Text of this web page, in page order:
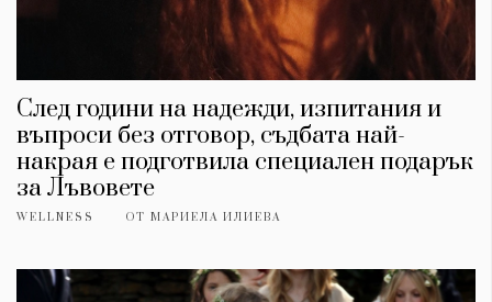
След години на надежди, изпитания и
въпроси без отговор, съдбата най-
накрая е подготвила специален подарък
за Лъвовете
WELLNESS ОТ МАРИЕЛА ИЛИЕВА